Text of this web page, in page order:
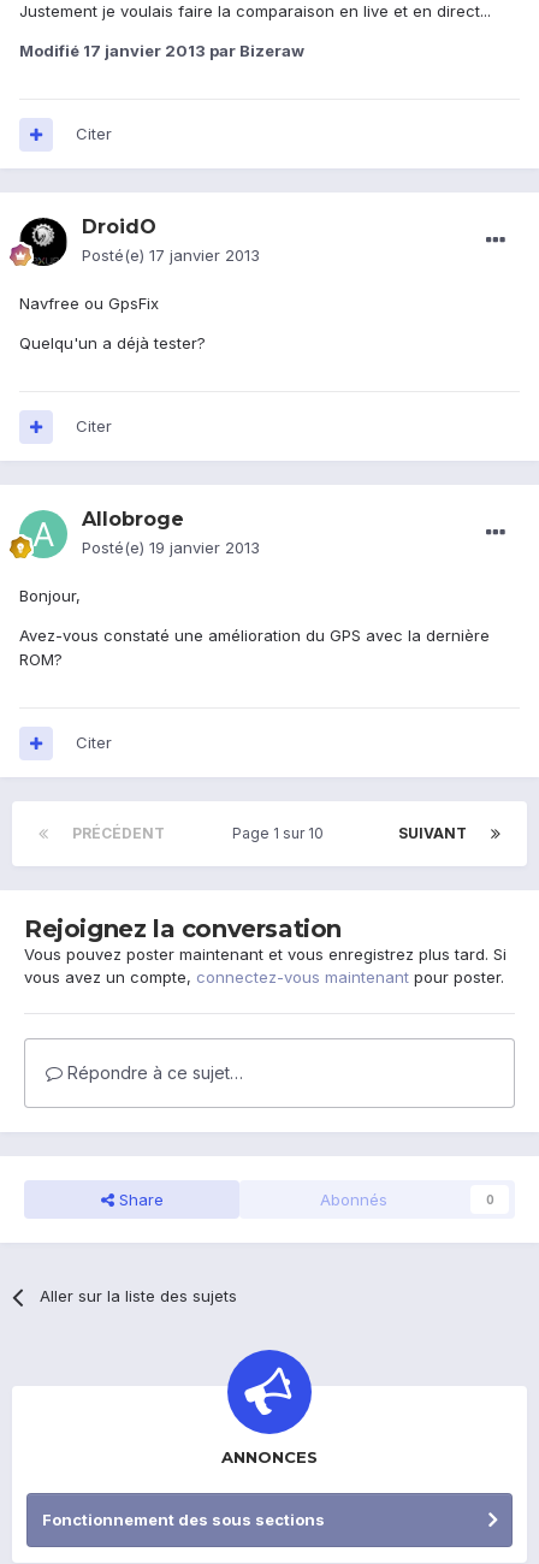
Justement je voulais faire la comparaison en live et en direct...
Modifié 17 janvier 2013 par Bizeraw
Citer
DroidO
Posté(e) 17 janvier 2013
Navfree ou GpsFix
Quelqu'un a déjà tester?
Citer
Allobroge
Posté(e) 19 janvier 2013
Bonjour,
Avez-vous constaté une amélioration du GPS avec la dernière
ROM?
Citer
PRÉCÉDENT SUIVANT
Page 1 sur 10
Rejoignez la conversation
Vous pouvez poster maintenant et vous enregistrez plus tard. Si
vous avez un compte, connectez-vous maintenant pour poster.
Répondre à ce sujet…
Share Abonnés 0
Aller sur la liste des sujets
ANNONCES
Fonctionnement des sous sections